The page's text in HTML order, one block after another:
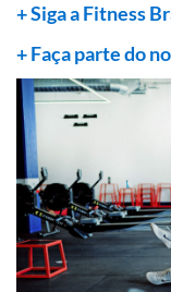
+ Siga a Fitness
+ Faça parte do